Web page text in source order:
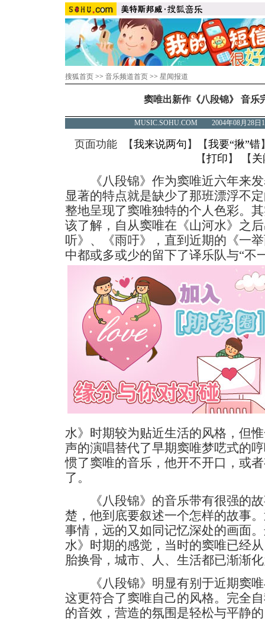
搜狐首页 >> 音乐频道首页 >> 星闻报道
窦唯出新作《八段锦》 音乐
MUSIC.SOHU.COM 2004年08月28
页面功能 【我来说两句 】【我要“揪”错
【打印 】 【 关
《八段锦》作为窦唯近六年来发
显著的特点就是缺少了那班漂浮不
整地呈现了窦唯独特的个人色彩。
该了解，自从窦唯在《山河水》之
听》、《雨吁》，直到近期的《一
中都或多或少的留下了译乐队与“不
水》时期较为贴近生活的风格，但
声的演唱替代了早期窦唯梦呓式的
惯了窦唯的音乐，他开不开口，或
了。
《八段锦》的音乐带有很强的故
楚，他到底要叙述一个怎样的故事
事情，远的又如同记忆深处的画面
水》时期的感觉，当时的窦唯已经
胎换骨，城市、人、生活都已渐渐
《八段锦》明显有别于近期窦唯
这更符合了窦唯自己的风格。完全
的音效，营造的氛围是轻松与平静